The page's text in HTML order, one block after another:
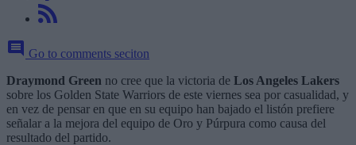
Go to comments seciton
Draymond Green no cree que la victoria de Los Angeles Lakers
sobre los Golden State Warriors de este viernes sea por casualidad, y
en vez de pensar en que en su equipo han bajado el listón prefiere
señalar a la mejora del equipo de Oro y Púrpura como causa del
resultado del partido.